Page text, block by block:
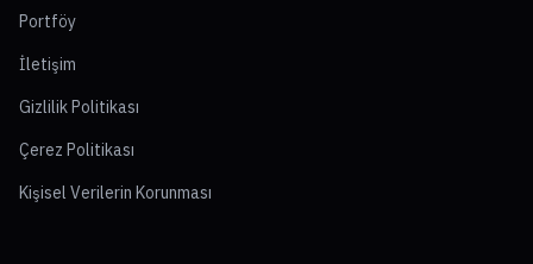
Portföy
İletişim
Gizlilik Politikası
Çerez Politikası
Kişisel Verilerin Korunması